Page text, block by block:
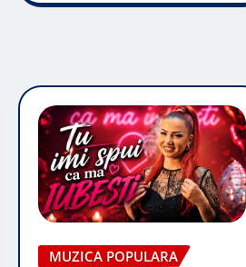
MUZICA POPULARA